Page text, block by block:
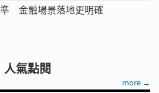
金融場景落地更明確
人氣點閱
more →